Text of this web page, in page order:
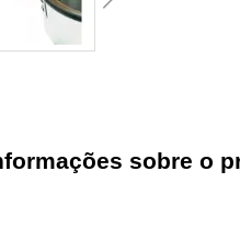
sobre o